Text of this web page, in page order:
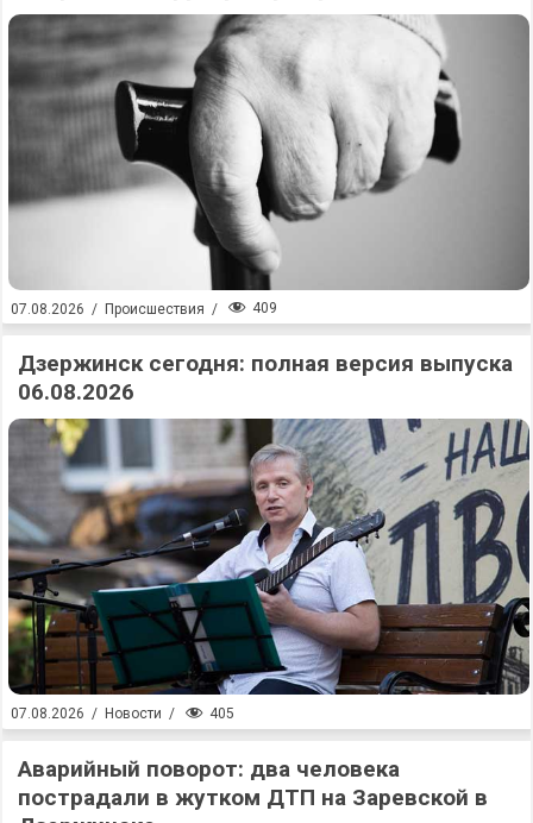
07.08.2026 / Происшествия / 409
Дзержинск сегодня: полная версия выпуска
06.08.2026
07.08.2026 / Новости / 405
Аварийный поворот: два человека
пострадали в жутком ДТП на Заревской в